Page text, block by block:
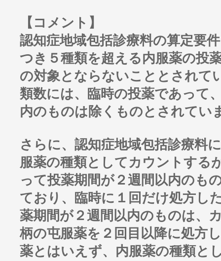
【コメント】
認知症地域包括診療料の算定要
つき５種類を超える内服薬の投
の対象とならないこととされて
類数には、臨時の投薬であって
内のものは除くものとされてい
さらに、認知症地域包括診療料
服薬の種類としてカウントする
って投薬期間が２週間以内のも
ており、臨時に１回だけ処方し
薬期間が２週間以内のものは、
柄の屯服薬を２回目以降に処方
薬とはいえず、内服薬の種類と